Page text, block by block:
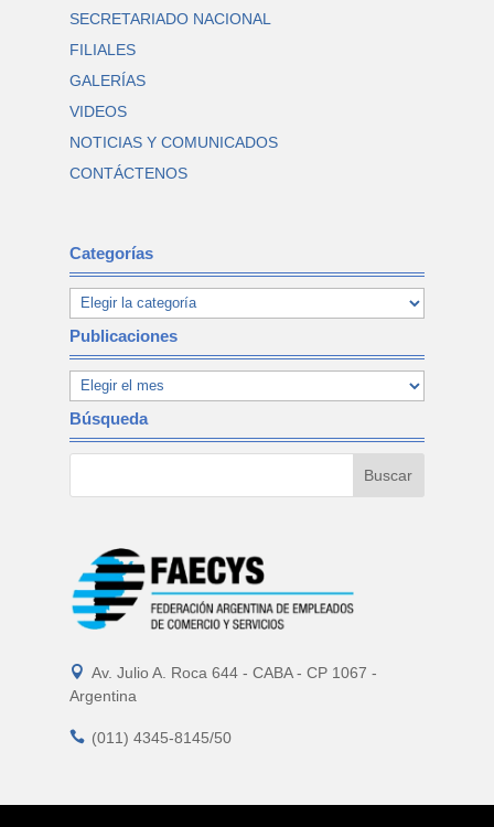
SECRETARIADO NACIONAL
FILIALES
GALERÍAS
VIDEOS
NOTICIAS Y COMUNICADOS
CONTÁCTENOS
Categorías
Publicaciones
Búsqueda
 Av. Julio A. Roca 644 - CABA - CP 1067 -
Argentina
 (011) 4345-8145/50